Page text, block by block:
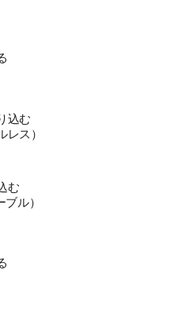
込む
レス）
む
ブル）